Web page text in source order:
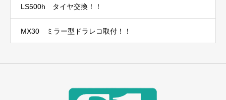
LS500h タイヤ交換！！
MX30 ミラー型ドラレコ取付！！